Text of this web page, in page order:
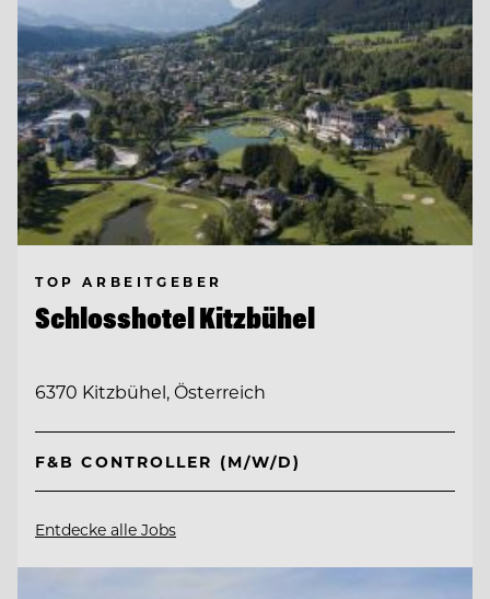
TOP ARBEITGEBER
Schlosshotel Kitzbühel
6370 Kitzbühel, Österreich
F&B CONTROLLER (M/W/D)
Entdecke alle Jobs